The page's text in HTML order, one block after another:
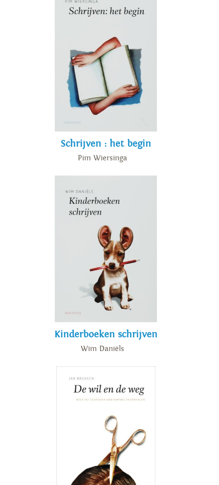
Schrijven : het begin
Pim Wiersinga
Kinderboeken schrijven
Wim Daniëls